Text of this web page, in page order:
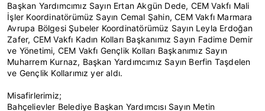
Başkan Yardımcımız Sayın Ertan Akgün Dede, CEM Vakfı Mali
İşler Koordinatörümüz Sayın Cemal Şahin, CEM Vakfı Marmara
Avrupa Bölgesi Şubeler Koordinatörümüz Sayın Leyla Erdoğan
Zafer, CEM Vakfı Kadın Kolları Başkanımız Sayın Fadime Demir
ve Yönetimi, CEM Vakfı Gençlik Kolları Başkanımız Sayın
Muharrem Kurnaz, Başkan Yardımcımız Sayın Berfin Taşdelen
ve Gençlik Kollarımız yer aldı.
Misafirlerimiz;
Bahçelievler Belediye Başkan Yardımcısı Sayın Metin